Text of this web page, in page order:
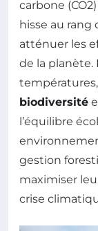
carbone
hisse au
atténuer les
de la planète.
biodiversité
l’équilibre
gestion
maximiser
crise